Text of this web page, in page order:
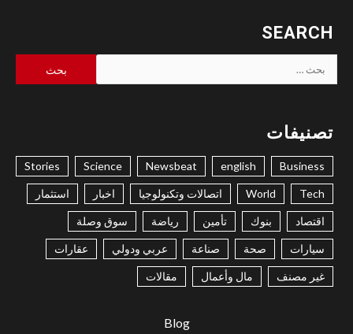
SEARCH
البحث
عن:
تصنيفات
Business
english
Newsbeat
Science
Stories
Tech
World اتصالات وتكنولوجيا اخبار استثمار
اقتصاد بنوك تأمين رياضة سوق وصلة
سيارات صحة صناعة عربي ودولي عقارات
غير مصنف مال وأعمال مقالات
Blog